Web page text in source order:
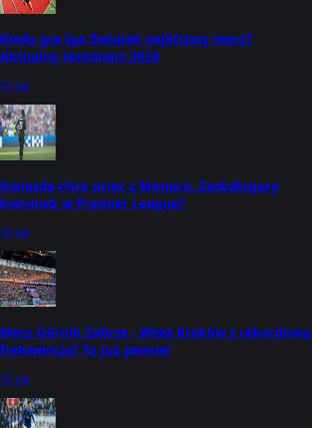
Kiedy gra Iga Świątek najbliższy mecz?
Aktualny terminarz 2026
10 sie
Gwiazda chce uciec z Monaco. Zaskakujący
kierunek w Premier League?
10 sie
Mecz Górnik Zabrze - Wisła Kraków z rekordową
frekwencją? To już pewne!
10 sie